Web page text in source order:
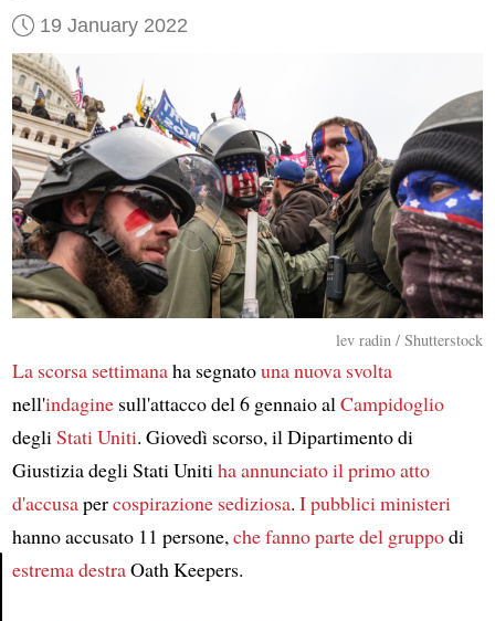
19 January 2022
lev radin / Shutterstock
La scorsa settimanaha segnatouna nuova svolta
nell'indaginesull'attacco del 6 gennaio alCampidoglio
degliStati Uniti. Giovedì scorso, il Dipartimento di
Giustizia degli Stati Unitiha annunciatoil primo atto
d'accusapercospirazione sediziosa. I pubblici ministeri
hanno accusato 11 persone,che fanno parte del gruppodi
estrema destraOath Keepers.